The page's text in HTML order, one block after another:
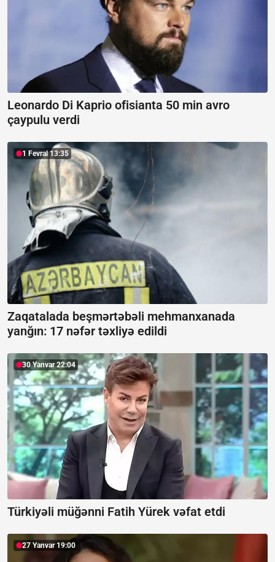
Leonardo Di Kaprio ofisianta 50 min avro
çaypulu verdi
1 Fevral 13:35
Zaqatalada beşmərtəbəli mehmanxanada
yanğın: 17 nəfər təxliyə edildi
30 Yanvar 22:04
Türkiyəli müğənni Fatih Yürek vəfat etdi
27 Yanvar 19:00